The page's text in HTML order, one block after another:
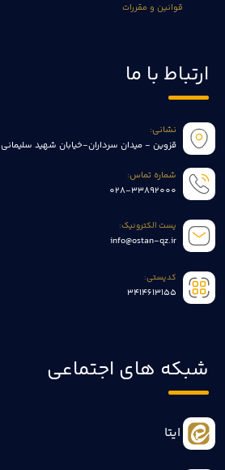
قوانین و مقررات
ارتباط با ما
نشانی:
قزوین - میدان سرداران-خیابان شهید سلیمانی
شماره تماس:
028-33892000
پست الکترونیک:
info@ostan-qz.ir
کدپستی:
3414613155
شبکه های اجتماعی
ایتا